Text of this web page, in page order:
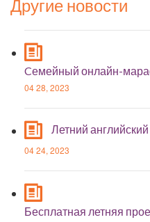
Другие новости
Cемейный онлайн-
04 28, 2023
Летний
04 24, 2023
Бесплатная летняя